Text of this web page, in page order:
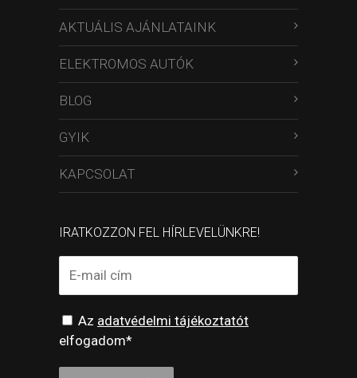
AKTUÁLIS AJÁNLATAINK
ELEKTROMOS AUTÓK
BLOG
GYIK
KAPCSOLAT
IRATKOZZON FEL HÍRLEVELÜNKRE!
Az adatvédelmi tájékoztatót
elfogadom*